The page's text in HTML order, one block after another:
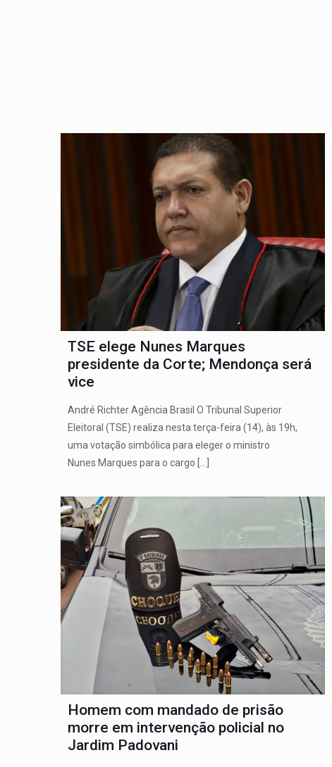
TSE elege Nunes Marques
presidente da Corte; Mendonça será
vice
André Richter Agência Brasil O Tribunal Superior
Eleitoral (TSE) realiza nesta terça-feira (14), às 19h,
uma votação simbólica para eleger o ministro
Nunes Marques para o cargo
Homem com mandado de prisão
morre em intervenção policial no
Jardim Padovani